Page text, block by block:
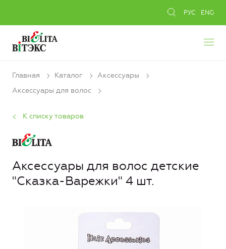
РУС ENG
Главная Каталог
Аксессуары
Аксессуары для волос
К списку товаров
Аксеcсуары для волос детские
"Сказка-Варежки" 4 шт.